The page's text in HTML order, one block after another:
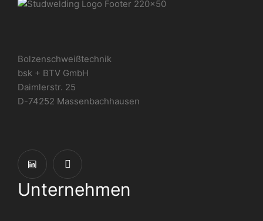
Bolzenschweißtechnik
bsk + BTV GmbH
Daimlerstr. 25
D-74252 Massenbachhausen
Unternehmen